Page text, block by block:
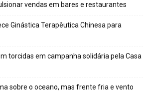
vendas em bares e restaurantes
Ginástica Terapêutica Chinesa para
torcidas em campanha solidária pela Casa
sobre o oceano, mas frente fria e vento